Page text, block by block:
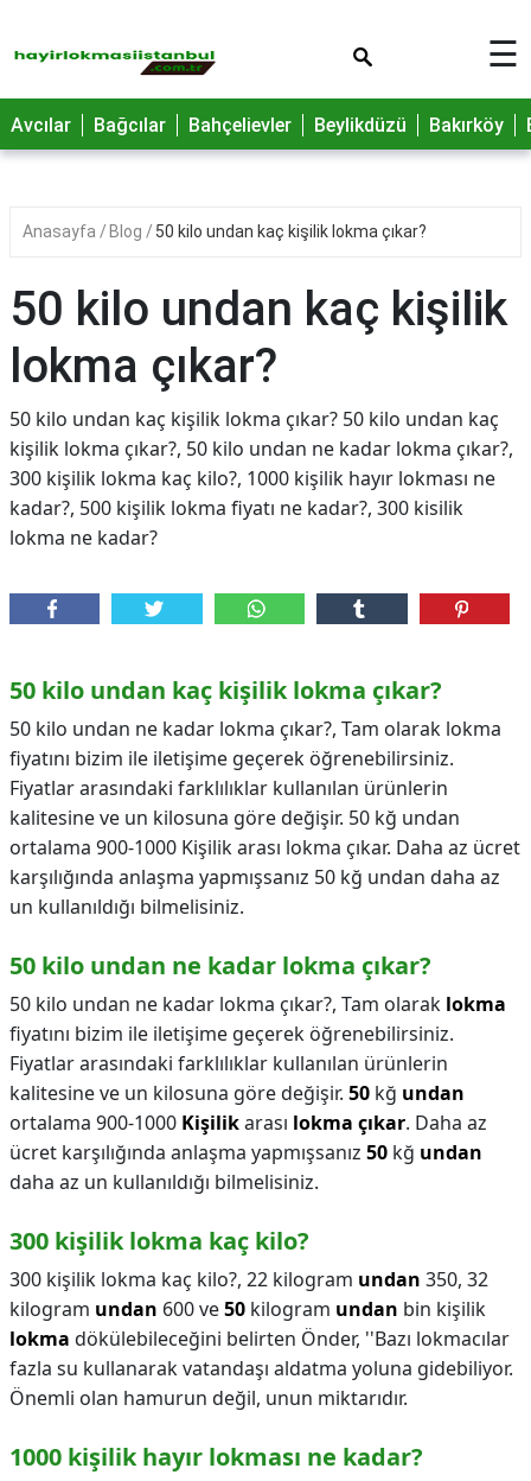
☰
Avcılar Bağcılar Bahçelievler Beylikdüzü Bakırköy
Anasayfa Blog 50 kilo undan kaç kişilik lokma çıkar?
50 kilo undan kaç kişilik
lokma çıkar?
50 kilo undan kaç kişilik lokma çıkar? 50 kilo undan kaç
kişilik lokma çıkar?, 50 kilo undan ne kadar lokma çıkar?,
300 kişilik lokma kaç kilo?, 1000 kişilik hayır lokması ne
kadar?, 500 kişilik lokma fiyatı ne kadar?, 300 kisilik
lokma ne kadar?
50 kilo undan kaç kişilik lokma çıkar?
50 kilo undan ne kadar lokma çıkar?, Tam olarak lokma
fiyatını bizim ile iletişime geçerek öğrenebilirsiniz.
Fiyatlar arasındaki farklılıklar kullanılan ürünlerin
kalitesine ve un kilosuna göre değişir. 50 kğ undan
ortalama 900-1000 Kişilik arası lokma çıkar. Daha az ücret
karşılığında anlaşma yapmışsanız 50 kğ undan daha az
un kullanıldığı bilmelisiniz.
50 kilo undan ne kadar lokma çıkar?
50 kilo undan ne kadar lokma çıkar?, Tam olarak lokma
fiyatını bizim ile iletişime geçerek öğrenebilirsiniz.
Fiyatlar arasındaki farklılıklar kullanılan ürünlerin
kalitesine ve un kilosuna göre değişir. 50 kğ undan
ortalama 900-1000 Kişilikarası lokma çıkar. Daha az
ücret karşılığında anlaşma yapmışsanız 50 kğ undan
daha az un kullanıldığı bilmelisiniz.
300 kişilik lokma kaç kilo?
300 kişilik lokma kaç kilo?, 22 kilogram undan 350, 32
kilogram undan 600 ve50 kilogram undan bin kişilik
lokma dökülebileceğini belirten Önder, ''Bazı lokmacılar
fazla su kullanarak vatandaşı aldatma yoluna gidebiliyor.
Önemli olan hamurun değil, unun miktarıdır.
1000 kişilik hayır lokması ne kadar?